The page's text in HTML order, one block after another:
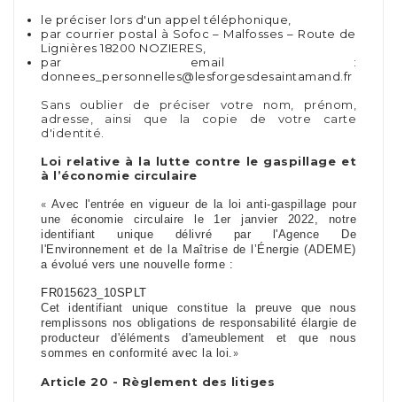
le préciser lors d'un appel téléphonique,
par courrier postal à Sofoc – Malfosses – Route de
Lignières 18200 NOZIERES,
par email :
donnees_personnelles@lesforgesdesaintamand.fr
Sans oublier de préciser votre nom, prénom,
adresse, ainsi que la copie de votre carte
d'identité.
Loi relative à la lutte contre le gaspillage et
à l’économie circulaire
« Avec l'entrée en vigueur de la loi anti-gaspillage pour
une économie circulaire le 1er janvier 2022, notre
identifiant unique délivré par l'Agence De
l'Environnement et de la Maîtrise de l’Énergie (ADEME)
a évolué vers une nouvelle forme :
FR015623_10SPLT
Cet identifiant unique constitue la preuve que nous
remplissons nos obligations de responsabilité élargie de
producteur d'éléments d'ameublement et que nous
sommes en conformité avec la loi.»
Article 20 - Règlement des litiges